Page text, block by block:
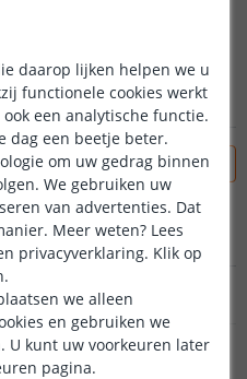
dit product.
daarop lijken helpen we u
functionele cookies werkt
een analytische functie.
dag een beetje beter.
om uw gedrag binnen
We gebruiken uw
van advertenties. Dat
Meer weten? Lees
privacyverklaring. Klik op
we alleen
en gebruiken we
U kunt uw voorkeuren later
pagina.